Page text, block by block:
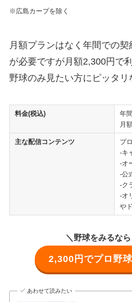
※広島カープを除く
月額プランはなく年間での
が必要ですが月額2,300円で
野球のみ見たい方にピッタリ
料金(税込)
年
月
主な配信コンテンツ プ
-キ
-オ
-公
-ク
-オ
や
＼野球をみるな
2,300円でプロ野
あわせて読みたい